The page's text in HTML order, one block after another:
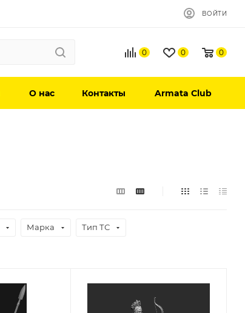
ВОЙТИ
0 0 0
О нас Контакты Armata Club
Марка Тип ТС